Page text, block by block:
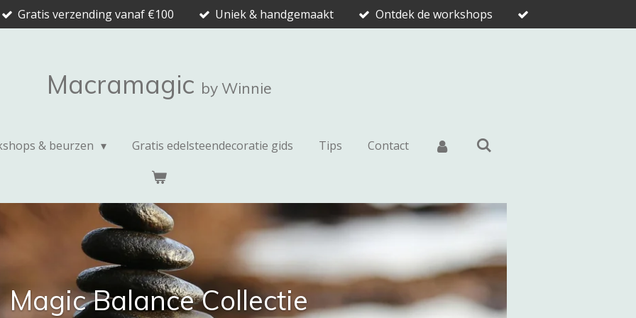
Gratis verzending vanaf €100 Uniek & handgemaakt Ontdek de workshops
Macramagic by Winnie
& beurzen Gratis edelsteendecoratie gids Tips Contact
Magic Balance Collectie